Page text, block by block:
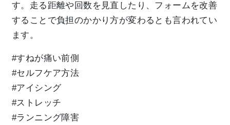
す。走る距離や回数を見直したり、フォームを改善
することで負担のかかり方が変わるとも言われてい
ます。
#すねが痛い前側
#セルフケア方法
#アイシング
#ストレッチ
#ランニング障害